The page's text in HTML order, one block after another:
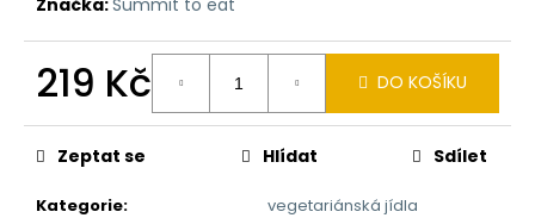
219 Kč
cena:
DO KOŠÍKU
Kategorie:
vegetariánská jídla
Zeptat se Hlídat Sdílet
HLEDAT
D
o
p
o